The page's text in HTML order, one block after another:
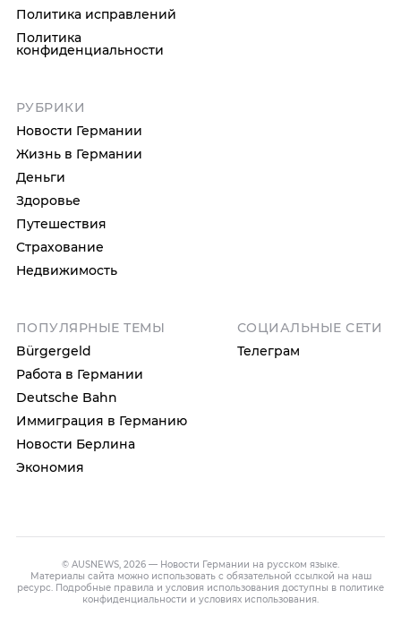
Политика исправлений
Политика
конфиденциальности
РУБРИКИ
Новости Германии
Жизнь в Германии
Деньги
Здоровье
Путешествия
Страхование
Недвижимость
ПОПУЛЯРНЫЕ ТЕМЫ
Bürgergeld
Работа в Германии
Deutsche Bahn
Иммиграция в Германию
Новости Берлина
Экономия
СОЦИАЛЬНЫЕ СЕТИ
Телеграм
© AUSNEWS, 2026 — Новости Германии на русском языке.
Материалы сайта можно использовать с обязательной ссылкой на наш
ресурс. Подробные правила и условия использования доступны в политике
конфиденциальности и условиях использования.